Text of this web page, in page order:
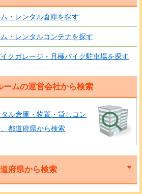
・レンタル倉庫を探す
・レンタルコンテナを探す
クガレージ・月極バイク駐車場を探す
ームの運営会社から検索
ル倉庫・物置・貸しコン
都道府県から検索
府県から検索